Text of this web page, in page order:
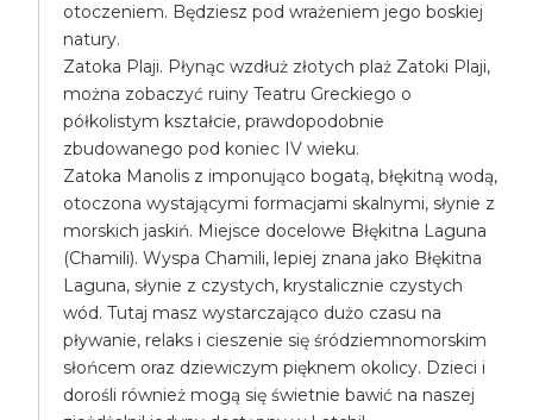
otoczeniem. Będziesz pod wrażeniem jego boskiej
natury.
Zatoka Plaji. Płynąc wzdłuż złotych plaż Zatoki Plaji,
można zobaczyć ruiny Teatru Greckiego o
półkolistym kształcie, prawdopodobnie
zbudowanego pod koniec IV wieku.
Zatoka Manolis z imponująco bogatą, błękitną wodą,
otoczona wystającymi formacjami skalnymi, słynie z
morskich jaskiń. Miejsce docelowe Błękitna Laguna
(Chamili). Wyspa Chamili, lepiej znana jako Błękitna
Laguna, słynie z czystych, krystalicznie czystych
wód. Tutaj masz wystarczająco dużo czasu na
pływanie, relaks i cieszenie się śródziemnomorskim
słońcem oraz dziewiczym pięknem okolicy. Dzieci i
dorośli również mogą się świetnie bawić na naszej